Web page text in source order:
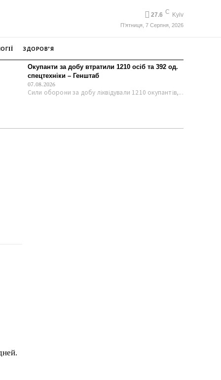
27.6 C Kyiv
П’ятниця, 7 Серпня, 2026
ЗДОРОВ’Я
Окупанти за добу втратили 1210 осіб та 392 од.
спецтехніки – Генштаб
07.08.2026
Сили оборони за добу ліквідували 1210 окупантів,...